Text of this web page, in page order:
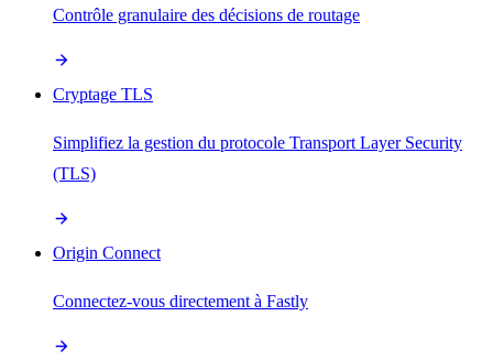
Contrôle granulaire des décisions de routage
Cryptage TLS
Simplifiez la gestion du protocole Transport Layer Security
(TLS)
Origin Connect
Connectez-vous directement à Fastly